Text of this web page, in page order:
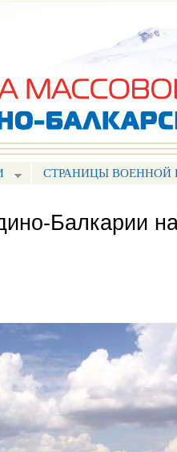
СТРАНИЦЫ ВОЕННОЙ
Балкарии